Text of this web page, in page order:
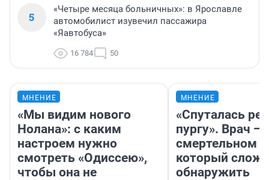
5
«Четыре месяца больничных»: в Ярославле
автомобилист изувечил пассажира
«Яавтобуса»
16 784 50
МНЕНИЕ
«Мы видим нового
Нолана»: с каким
настроем нужно
смотреть «Одиссею»,
чтобы она не
МНЕНИЕ
«Спуталась
пургу». Врач —
смертельном
который
обнаружить